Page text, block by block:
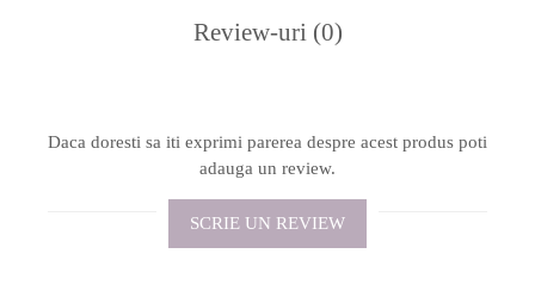
Review-uri (0)
Daca doresti sa iti exprimi parerea despre acest produs poti
adauga un review.
SCRIE UN REVIEW